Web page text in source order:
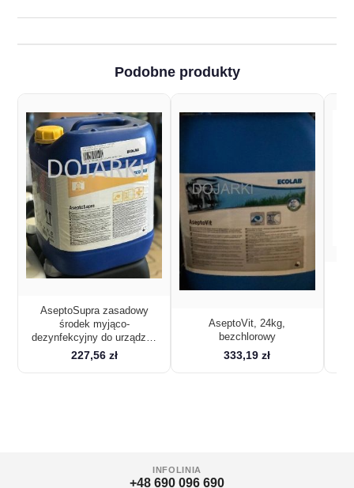
Podobne produkty
AseptoSupra zasadowy
środek myjąco-
dezynfekcyjny do urządzeń
udojowych 24 kg
227,56 zł
AseptoVit, 24kg,
bezchlorowy
333,19 zł
INFOLINIA
+48 690 096 690